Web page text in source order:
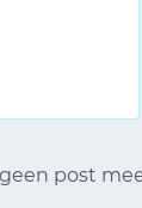
post